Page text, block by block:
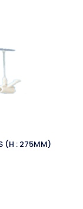
(H : 275MM)